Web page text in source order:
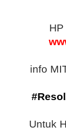
info
Untuk